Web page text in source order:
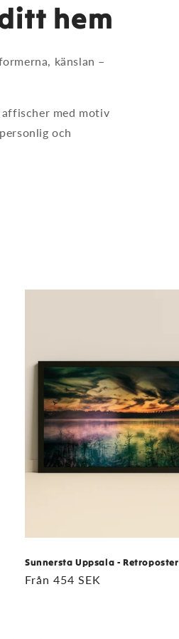
hem
känslan –
med motiv
och
Sunnersta Uppsala - Retroposter
Ordinarie
Från 454 SEK